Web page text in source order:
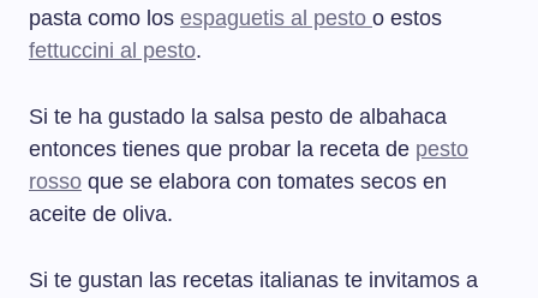
pasta como los espaguetis al pesto o estos
fettuccini al pesto.
Si te ha gustado la salsa pesto de albahaca
entonces tienes que probar la receta de pesto
rosso que se elabora con tomates secos en
aceite de oliva.
Si te gustan las recetas italianas te invitamos a